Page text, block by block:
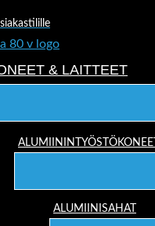
& LAITTEET
ALUMIININTYÖSTÖKONEET
ALUMIINISAHAT